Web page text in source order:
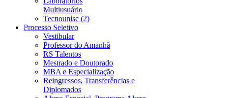
Multiusuário
Tecnounisc (2)
Processo Seletivo
Vestibular
Professor do Amanhã
RS Talentos
Mestrado e Doutorado
MBA e Especialização
Reingressos, Transferências e
Diplomados